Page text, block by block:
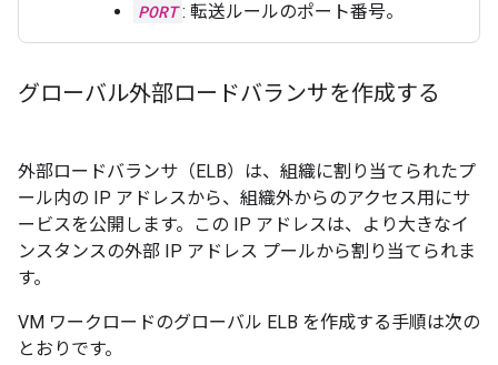
PORT : 転送ルールのポート番号。
グローバル外部ロードバランサを作成する
外部ロードバランサ（ELB）は、組織に割り当てられたプ
ール内の IP アドレスから、組織外からのアクセス用にサ
ービスを公開します。この IP アドレスは、より大きなイ
ンスタンスの外部 IP アドレス プールから割り当てられま
す。
VM ワークロードのグローバル ELB を作成する手順は次の
とおりです。